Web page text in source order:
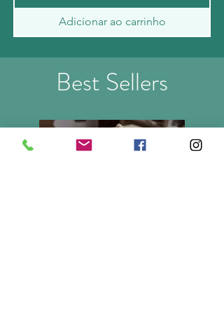
Adicionar ao carrinho
Best Sellers